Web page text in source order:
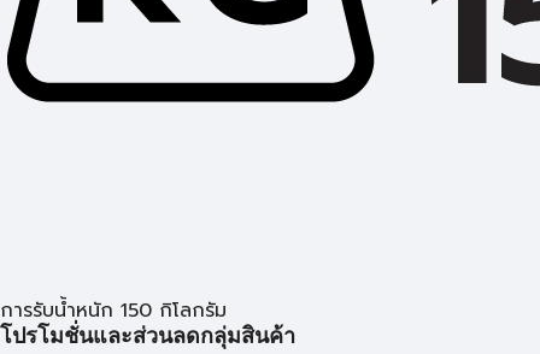
การรับน้ำหนัก 150 กิโลกรัม
โปรโมชั่นและส่วนลดกลุ่มสินค้า